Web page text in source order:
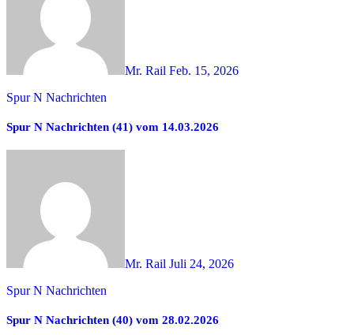
Mr. Rail Feb. 15, 2026
Spur N Nachrichten
Spur N Nachrichten (41) vom 14.03.2026
Mr. Rail Juli 24, 2026
Spur N Nachrichten
Spur N Nachrichten (40) vom 28.02.2026